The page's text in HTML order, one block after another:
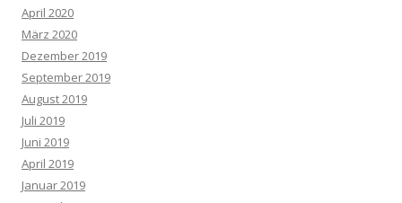
April 2020
März 2020
Dezember 2019
September 2019
August 2019
Juli 2019
Juni 2019
April 2019
Januar 2019